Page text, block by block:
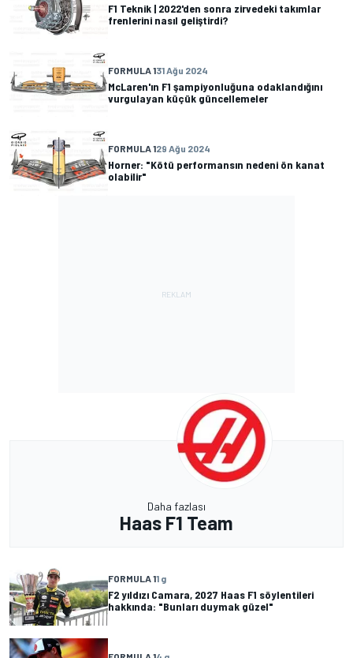
F1 Teknik | 2022'den sonra zirvedeki takımlar
frenlerini nasıl geliştirdi?
FORMULA 131 Ağu 2024
McLaren'ın F1 şampiyonluğuna odaklandığını
vurgulayan küçük güncellemeler
FORMULA 129 Ağu 2024
Horner: "Kötü performansın nedeni ön kanat
olabilir"
Daha fazlası
Haas F1 Team
FORMULA 11 g
F2 yıldızı Camara, 2027 Haas F1 söylentileri
hakkında: "Bunları duymak güzel"